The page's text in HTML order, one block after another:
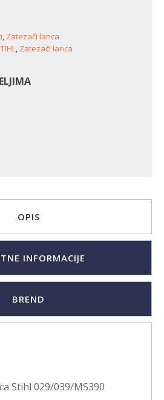
, Zatezači lanca
, Zatezači lanca
OPIS
INFORMACIJE
BREND
Stihl 029/039/MS390